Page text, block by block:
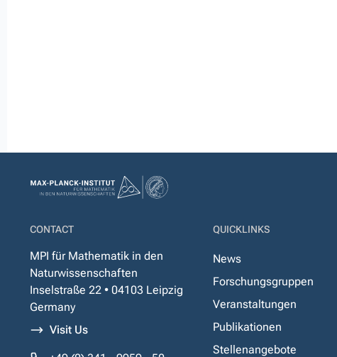
CONTACT
MPI für Mathematik in den
Naturwissenschaften
Inselstraße 22 • 04103 Leipzig
Germany
Visit Us
QUICKLINKS
News
Forschungsgruppen
Veranstaltungen
Publikationen
Stellenangebote